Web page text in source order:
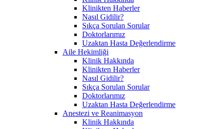
Klinikten Haberler
Nasıl Gidilir?
Sıkça Sorulan Sorular
Doktorlarımız
Uzaktan Hasta Değerlendirme
Aile Hekimliği
Klinik Hakkında
Klinikten Haberler
Nasıl Gidilir?
Sıkça Sorulan Sorular
Doktorlarımız
Uzaktan Hasta Değerlendirme
Anestezi ve Reanimasyon
Klinik Hakkında